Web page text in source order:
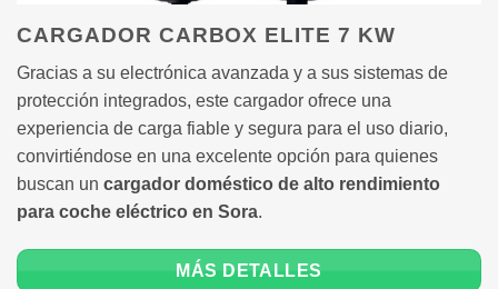
CARGADOR CARBOX ELITE 7 KW
Gracias a su electrónica avanzada y a sus sistemas de
protección integrados, este cargador ofrece una
experiencia de carga fiable y segura para el uso diario,
convirtiéndose en una excelente opción para quienes
buscan un cargador doméstico de alto rendimiento
para coche eléctrico en Sora.
MÁS DETALLES